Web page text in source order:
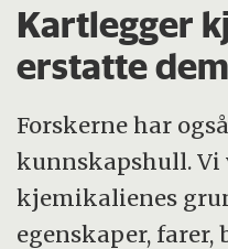
Kartlegger
erstatte dem
Forskerne har
kunnskapshull. Vi
kjemikalienes
egenskaper, farer,